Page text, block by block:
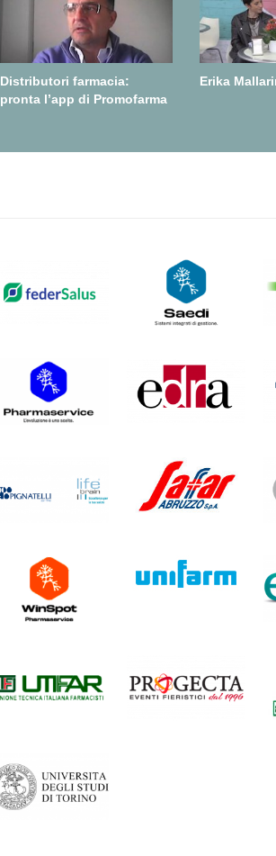
Distributori farmacia:
pronta l’app di Promofarma
Erika